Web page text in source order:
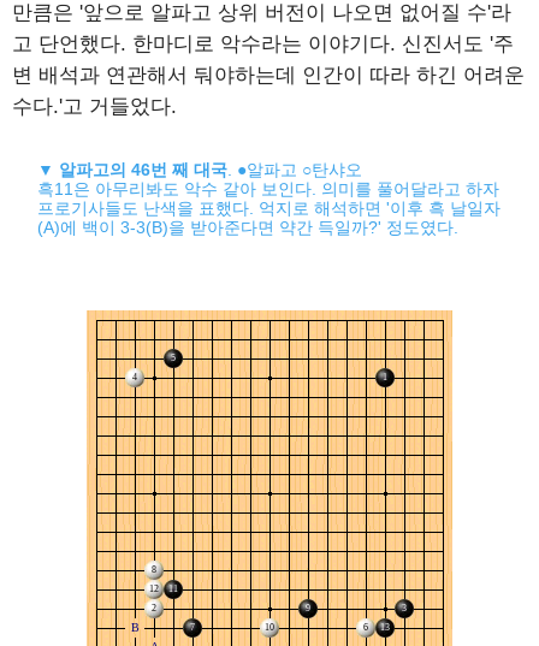
만큼은 '앞으로 알파고 상위 버전이 나오면 없어질 수'라
고 단언했다. 한마디로 악수라는 이야기다. 신진서도 '주
변 배석과 연관해서 둬야하는데 인간이 따라 하긴 어려운
수다.'고 거들었다.
▼ 알파고의 46번 째 대국 . ●알파고 ○탄샤오
흑11은 아무리봐도 악수 같아 보인다. 의미를 풀어달라고 하자
프로기사들도 난색을 표했다. 억지로 해석하면 '이후 흑 날일자
(A)에 백이 3-3(B)을 받아준다면 약간 득일까?' 정도였다.